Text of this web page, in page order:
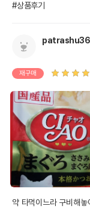
#상품후기
patrashu36
재구매
약 타먹이느라 구비해놓